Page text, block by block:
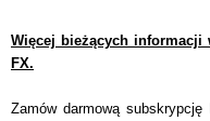
Więcej bieżących informacji
FX.
Zamów darmową